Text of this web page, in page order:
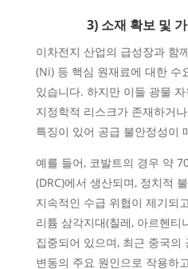
3) 소재 확보 및
이차전지 산업의 급성장과 함
(Ni) 등 핵심 원재료에 대한 수
있습니다. 하지만 이들 광물
지정학적 리스크가 존재하거
특징이 있어 공급 불안정성이
예를 들어, 코발트의 경우 약
(DRC)에서 생산되며, 정치적
지속적인 수급 위협이 제기되
리튬 삼각지대(칠레, 아르헨티
집중되어 있으며, 최근 중국의
변동의 주요 원인으로 작용하